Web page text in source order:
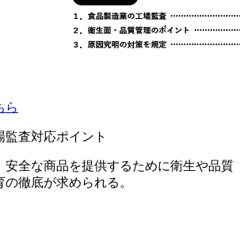
ら
査対応ポイント
安全な商品を提供するために衛生や品質
徹底が求められる。